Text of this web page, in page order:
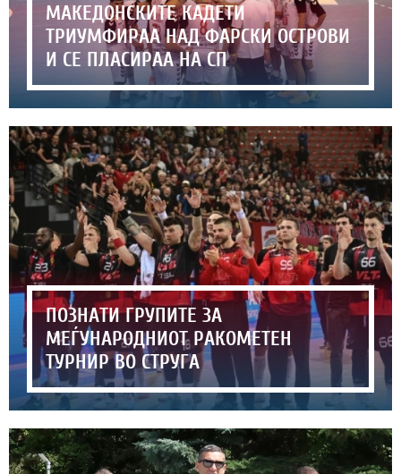
МАКЕДОНСКИТЕ КАДЕТИ
ТРИУМФИРАА НАД ФАРСКИ ОСТРОВИ
И СЕ ПЛАСИРАА НА СП
ПОЗНАТИ ГРУПИТЕ ЗА
МЕЃУНАРОДНИОТ РАКОМЕТЕН
ТУРНИР ВО СТРУГА